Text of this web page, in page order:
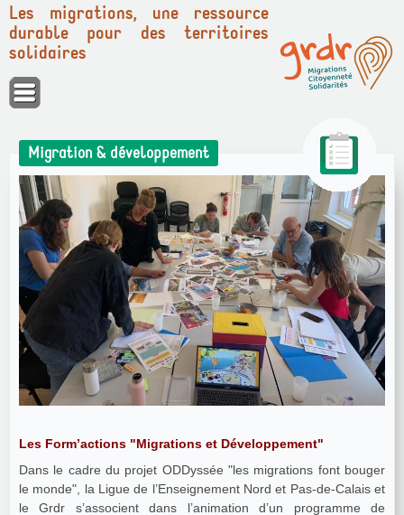
Panneau de gestion des cookies
Les migrations, une ressource
durable pour des territoires
solidaires
Migration & développement
Les Form’actions "Migrations et Développement"
Dans le cadre du projet ODDyssée "les migrations font bouger
le monde", la Ligue de l’Enseignement Nord et Pas-de-Calais et
le Grdr s’associent dans l’animation d’un programme de